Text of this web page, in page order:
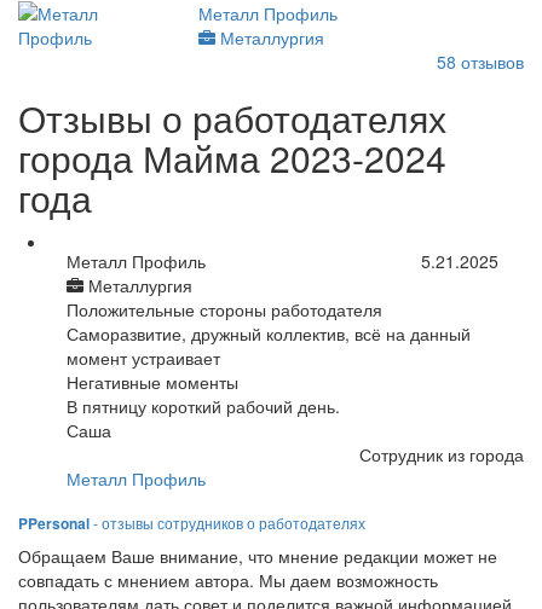
Металл Профиль
Металлургия
58 отзывов
Отзывы о работодателях
города Майма 2023-2024
года
Металл Профиль
Металлургия
5.21.2025
Положительные стороны работодателя
Саморазвитие, дружный коллектив, всё на данный
момент устраивает
Негативные моменты
В пятницу короткий рабочий день.
Саша
Сотрудник из города
Металл Профиль
PPersonal- отзывы сотрудников о работодателях
Обращаем Ваше внимание, что мнение редакции может не
совпадать с мнением автора. Мы даем возможность
пользователям дать совет и поделится важной информацией